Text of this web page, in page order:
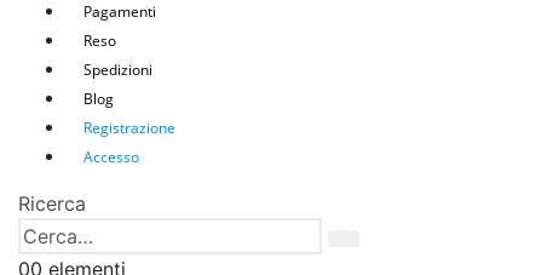
Pagamenti
Reso
Spedizioni
Blog
Registrazione
Accesso
Ricerca
00 elementi